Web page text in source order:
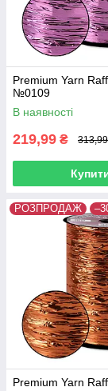
Premium Yarn
№0109
В наявності
219,99 ₴
РОЗПРОДАЖ
Premium Yarn